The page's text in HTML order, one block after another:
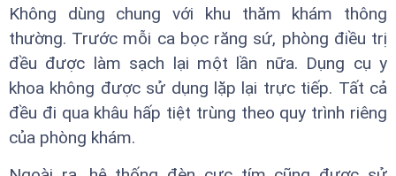
Không dùng chung với khu thăm khám thông
thường. Trước mỗi ca bọc răng sứ, phòng điều trị
đều được làm sạch lại một lần nữa. Dụng cụ y
khoa không được sử dụng lặp lại trực tiếp. Tất cả
đều đi qua khâu hấp tiệt trùng theo quy trình riêng
của phòng khám.